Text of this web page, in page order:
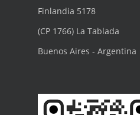
Finlandia 5178
(CP 1766) La Tablada
Buenos Aires - Argentina